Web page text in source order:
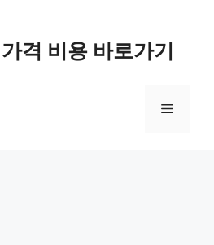
가격 비용 바로가기
메